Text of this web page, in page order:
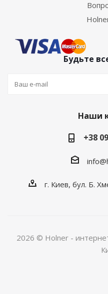
Будьте
Наши
+38
г. Киев, бул. Б.
2026 © Holner -